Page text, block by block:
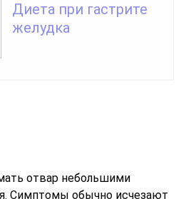
Диета при гастрите
желудка
отвар небольшими
Симптомы обычно исчезают